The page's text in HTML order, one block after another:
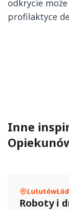
odkrycie
profilaktyce
Inne
Lututów
Roboty i